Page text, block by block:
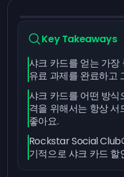
Key Takeaways
샤크 카드를 얻는 가
유료 과제를 완료하고
샤크 카드를 어떤 방식
격을 위해서는 항상
좋아요.
Rockstar Social Club
기적으로 샤크 카드 할